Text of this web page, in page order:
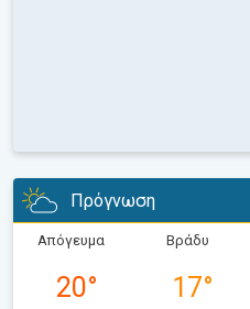
Πρόγνωση
Απόγευμα
20°
Βράδυ
17°